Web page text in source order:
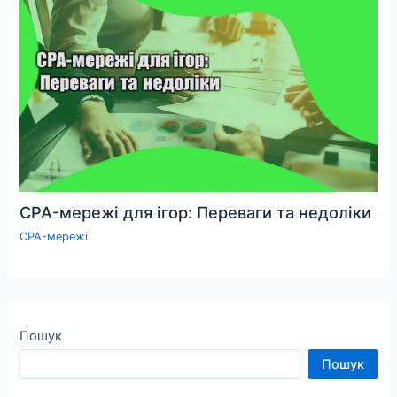
CPA-мережі для ігор: Переваги та недоліки
CPA-мережі
Пошук
Пошук